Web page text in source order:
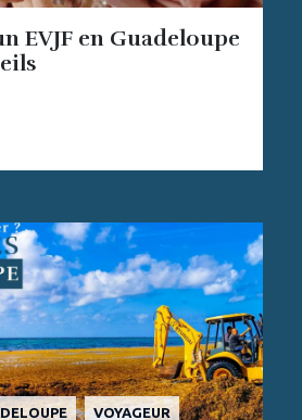
EVJF en Guadeloupe
VOYAGEUR